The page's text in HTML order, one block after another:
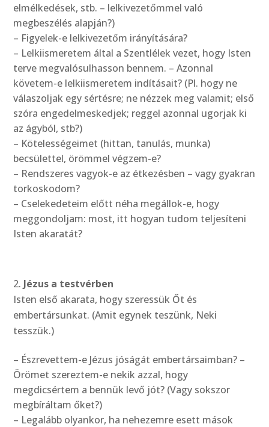
elmélkedések, stb. – lelkivezetőmmel való
megbeszélés alapján?)
– Figyelek-e lelkivezetőm irányítására?
– Lelkiismeretem által a Szentlélek vezet, hogy Isten
terve megvalósulhasson bennem. – Azonnal
követem-e lelkiismeretem indításait? (Pl. hogy ne
válaszoljak egy sértésre; ne nézzek meg valamit; első
szóra engedelmeskedjek; reggel azonnal ugorjak ki
az ágyból, stb?)
– Kötelességeimet (hittan, tanulás, munka)
becsülettel, örömmel végzem-e?
– Rendszeres vagyok-e az étkezésben – vagy gyakran
torkoskodom?
– Cselekedeteim előtt néha megállok-e, hogy
meggondoljam: most, itt hogyan tudom teljesíteni
Isten akaratát?
Jézus a testvérben
Isten első akarata, hogy szeressük Őt és
embertársunkat. (Amit egynek teszünk, Neki
tesszük.)
– Észrevettem-e Jézus jóságát embertársaimban? –
Örömet szereztem-e nekik azzal, hogy
megdicsértem a bennük levő jót? (Vagy sokszor
megbíráltam őket?)
– Legalább olyankor, ha nehezemre esett mások